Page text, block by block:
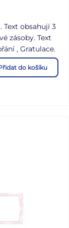
Text obsahují 3
zásoby. Text
, Gratulace.
nejlepší a
nejlepší,
do košíku